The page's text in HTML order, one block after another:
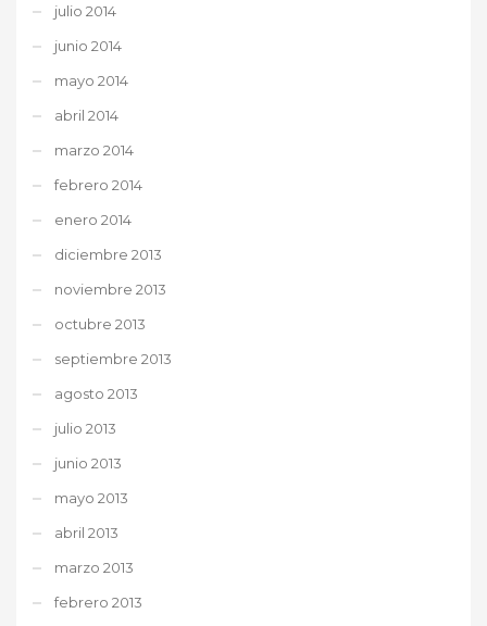
julio 2014
junio 2014
mayo 2014
abril 2014
marzo 2014
febrero 2014
enero 2014
diciembre 2013
noviembre 2013
octubre 2013
septiembre 2013
agosto 2013
julio 2013
junio 2013
mayo 2013
abril 2013
marzo 2013
febrero 2013